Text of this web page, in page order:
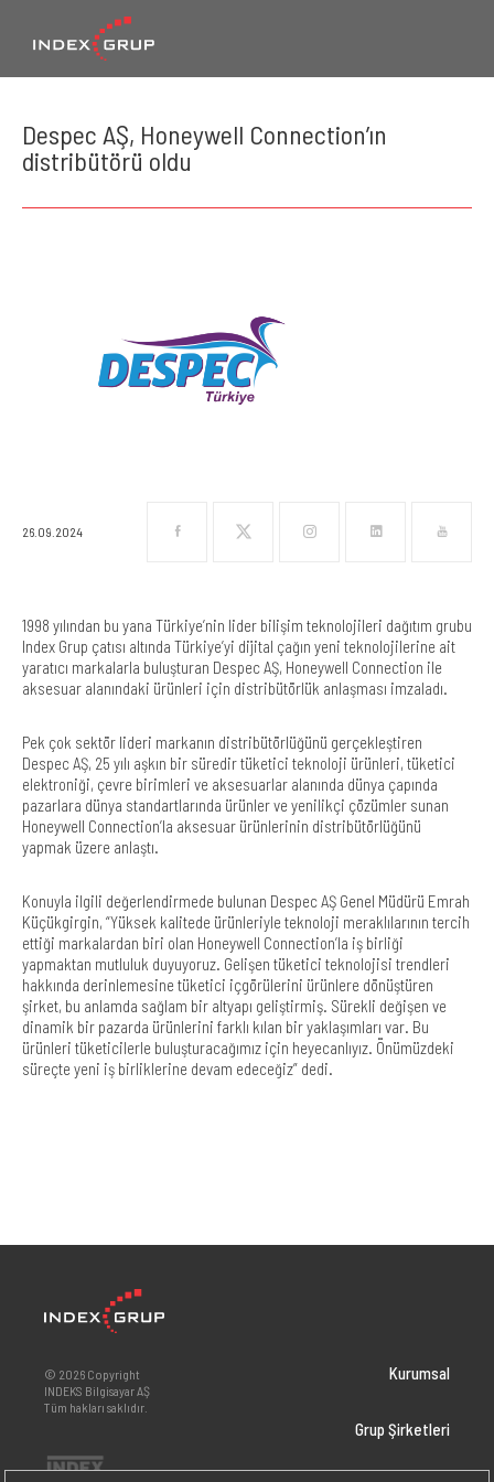
Despec AŞ, Honeywell Connection’ın
distribütörü oldu
26.09.2024
1998 yılından bu yana Türkiye’nin lider bilişim teknolojileri dağıtım grubu
Index Grup çatısı altında Türkiye’yi dijital çağın yeni teknolojilerine ait
yaratıcı markalarla buluşturan Despec AŞ, Honeywell Connection ile
aksesuar alanındaki ürünleri için distribütörlük anlaşması imzaladı.
Pek çok sektör lideri markanın distribütörlüğünü gerçekleştiren
Despec AŞ, 25 yılı aşkın bir süredir tüketici teknoloji ürünleri, tüketici
elektroniği, çevre birimleri ve aksesuarlar alanında dünya çapında
pazarlara dünya standartlarında ürünler ve yenilikçi çözümler sunan
Honeywell Connection’la aksesuar ürünlerinin distribütörlüğünü
yapmak üzere anlaştı.
Konuyla ilgili değerlendirmede bulunan Despec AŞ Genel Müdürü Emrah
Küçükgirgin, “Yüksek kalitede ürünleriyle teknoloji meraklılarının tercih
ettiği markalardan biri olan Honeywell Connection’la iş birliği
yapmaktan mutluluk duyuyoruz. Gelişen tüketici teknolojisi trendleri
hakkında derinlemesine tüketici içgörülerini ürünlere dönüştüren
şirket, bu anlamda sağlam bir altyapı geliştirmiş. Sürekli değişen ve
dinamik bir pazarda ürünlerini farklı kılan bir yaklaşımları var. Bu
ürünleri tüketicilerle buluşturacağımız için heyecanlıyız. Önümüzdeki
süreçte yeni iş birliklerine devam edeceğiz” dedi.
© 2026 Copyright
INDEKS Bilgisayar AŞ
Tüm hakları saklıdır.
Kurumsal
Grup Şirketleri